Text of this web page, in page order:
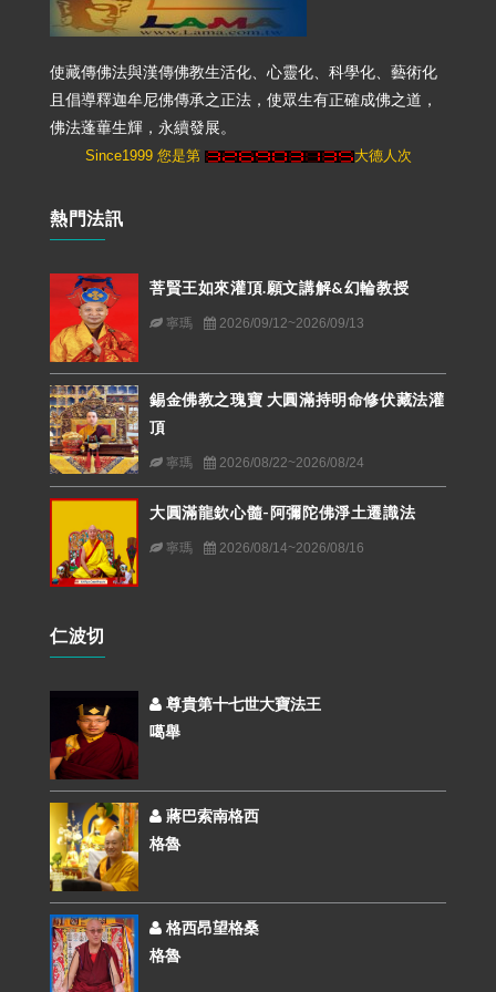
使藏傳佛法與漢傳佛教生活化、心靈化、科學化、藝術化
且倡導釋迦牟尼佛傳承之正法，使眾生有正確成佛之道，
佛法蓬蓽生輝，永續發展。
Since1999 您是第 大德人次
熱門法訊
菩賢王如來灌頂.願文講解&幻輪教授
寧瑪 2026/09/12~2026/09/13
錫金佛教之瑰寶 大圓滿持明命修伏藏法灌
頂
寧瑪 2026/08/22~2026/08/24
大圓滿龍欽心髓-阿彌陀佛淨土遷識法
寧瑪 2026/08/14~2026/08/16
仁波切
尊貴第十七世大寶法王
噶舉
蔣巴索南格西
格魯
格西昂望格桑
格魯